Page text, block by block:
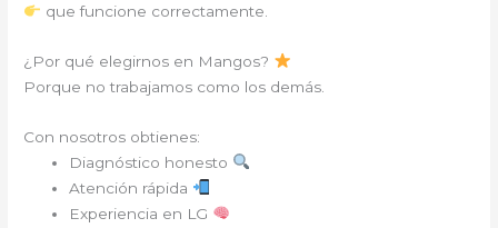
que funcione correctamente.
¿Por qué elegirnos en Mangos?
Porque no trabajamos como los demás.
Con nosotros obtienes:
Diagnóstico honesto
Atención rápida
Experiencia en LG